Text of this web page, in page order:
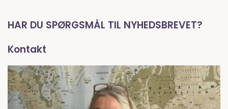
HAR DU SPØRGSMÅL TIL NYHEDSBREVET?
Kontakt